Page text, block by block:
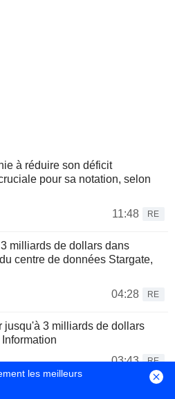
à réduire son déficit
pour sa notation, selon
11:48
RE
milliards de dollars dans
centre de données Stargate,
04:28
RE
jusqu'à 3 milliards de dollars
03:43
RE
de cryptomonnaies pour
les meilleurs